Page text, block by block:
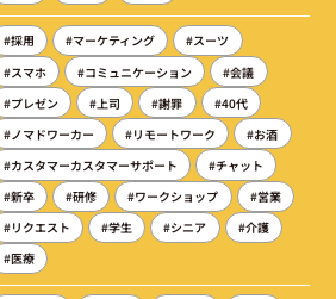
#採用 #マーケティング
#スーツ
#スマホ
#コミュニケーション
#会議
#プレゼン
#上司 #謝罪
#40代
#ノマドワーカー
#リモートワーク
#お酒
#カスタマーカスタマーサポート
#チャット
#新卒
#研修 #ワークショップ
#営業
#リクエスト
#学生 #シニア
#介護
#医療